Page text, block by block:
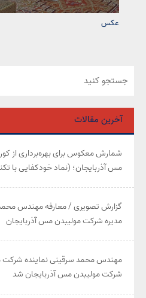
آخرین مقالات
شمارش معکوس برای بهره‌برداری از
مس آذربایجان؛ (نماد خودکفایی با
گزارش تصویری / معارفه مهندس
مدیره شرکت مولیبدن مس آذربایجان
مهندس محمد سرقینی نماینده
شرکت مولیبدن مس آذربایجان شد
عکس